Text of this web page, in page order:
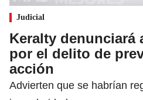
Judicial
Keralty denunciará
por el delito de
acción
Advierten que se habrían